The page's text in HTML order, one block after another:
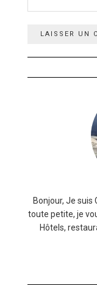
Bonjour, Je suis
toute petite, je
Hôtels,